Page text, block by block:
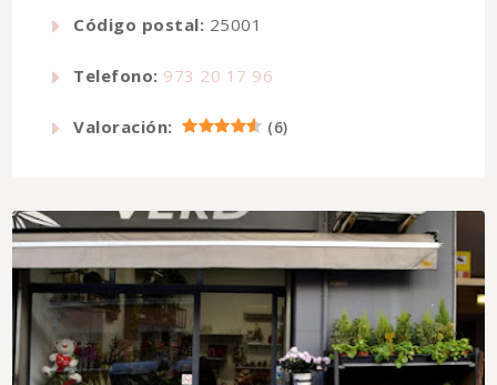
Código postal: 25001
Telefono: 973 20 17 96
Valoración: (6)